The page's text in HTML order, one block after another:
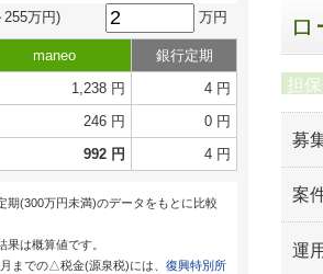
255万円) 万円
maneo
銀行定期
1,238 円
4 円
246 円
0 円
992 円 4 円
(300万円未満)のデータをもとに比較
は概算値です。
までの△税金(源泉税)には、 復興特別所
担
募
案
運